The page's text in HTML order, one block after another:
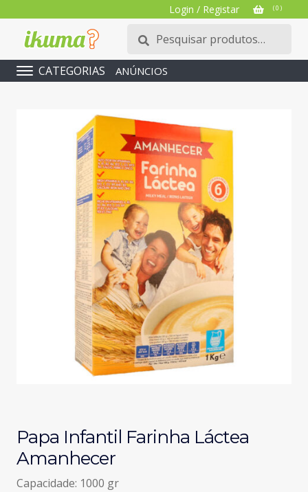
Login / Registar ( 0 )
Pesquisar
por:
Pesquisa
CATEGORIAS ANÚNCIOS
Papa Infantil Farinha Láctea
Amanhecer
Capacidade: 1000 gr